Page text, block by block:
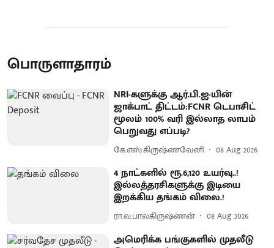
பொருளாதாரம்
NRI-களுக்கு ஆர்.பி.ஐ-யின்
ஜாக்பாட் திட்டம்:FCNR டெபாசிட்
மூலம் 100% வரி இல்லாத லாபம்
பெறுவது எப்படி?
கே.எஸ்.கிருஷ்ணவேனி 08 Aug 2026
4 நாட்களில் ரூ.6,120 உயர்வு..!
இல்லத்தரசிகளுக்கு இடியை
இறக்கிய தங்கம் விலை.!
ரா.வ.பாலகிருஷ்ணன் 08 Aug 2026
அமெரிக்க பங்குகளில் முதலீடு